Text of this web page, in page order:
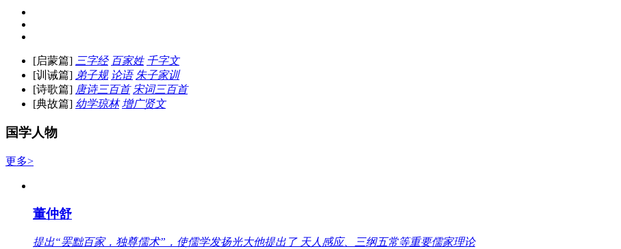
[启蒙篇] 三字经 百家姓 千字文
[训诫篇] 弟子规 论语 朱子家训
[诗歌篇] 唐诗三百首 宋词三百首
[典故篇] 幼学琼林 增广贤文
国学人物
更多>
董仲舒
提出“罢黜百家，独尊儒术”，使儒学发扬光大他提出了 天人感应、三纲五常等重要儒家理论